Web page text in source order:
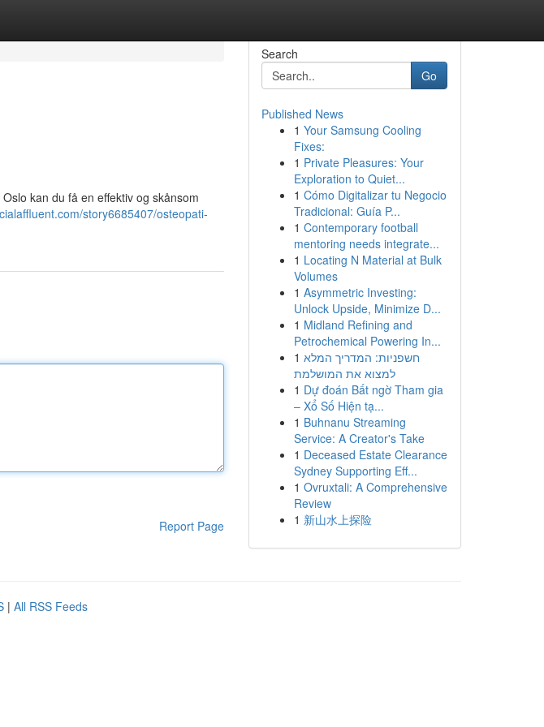
kan du få en effektiv og skånsom
story6685407/osteopati-
Report Page
Search
Go
Published News
1 Your Samsung Cooling
Fixes:
1 Private Pleasures: Your
Exploration to Quiet...
1 Cómo Digitalizar tu Negocio
Tradicional: Guía P...
1 Contemporary football
mentoring needs integrate...
1 Locating N Material at Bulk
Volumes
1 Asymmetric Investing:
Unlock Upside, Minimize D...
1 Midland Refining and
Petrochemical Powering In...
1 חשפניות: המדריך המלא
למצוא את המושלמת
1 Dự đoán Bất ngờ Tham gia
– Xổ Số Hiện tạ...
1 Buhnanu Streaming
Service: A Creator's Take
1 Deceased Estate Clearance
Sydney Supporting Eff...
1 Ovruxtali: A Comprehensive
Review
1 新山水上探险
| All RSS Feeds